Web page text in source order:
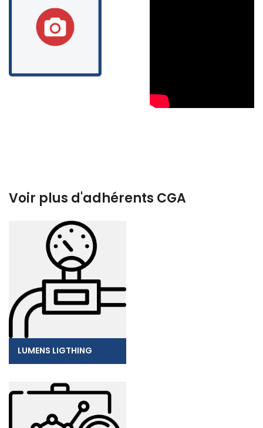
Voir plus d'adhérents CGA
LUMENS LIGTHING